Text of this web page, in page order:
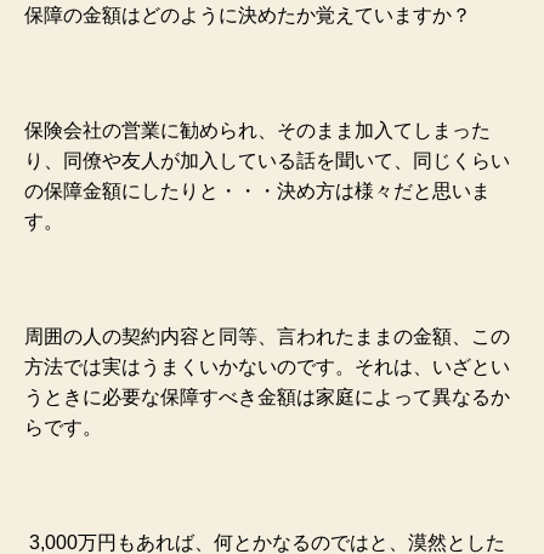
保障の金額はどのように決めたか覚えていますか？
保険会社の営業に勧められ、そのまま加入てしまった
り、同僚や友人が加入している話を聞いて、同じくらい
の保障金額にしたりと・・・決め方は様々だと思いま
す。
周囲の人の契約内容と同等、言われたままの金額、この
方法では実はうまくいかないのです。それは、いざとい
うときに必要な保障すべき金額は家庭によって異なるか
らです。
3,000万円もあれば、何とかなるのではと、漠然とした